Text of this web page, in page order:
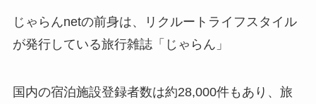
じゃらんnetの前身は、リクルートライフスタイル
が発行している旅行雑誌「じゃらん」
国内の宿泊施設登録者数は約28,000件もあり、旅